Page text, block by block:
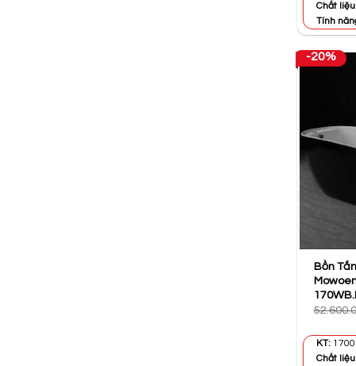
Chất liệu
Tính
-20%
Bồn
KT:1700
Chất